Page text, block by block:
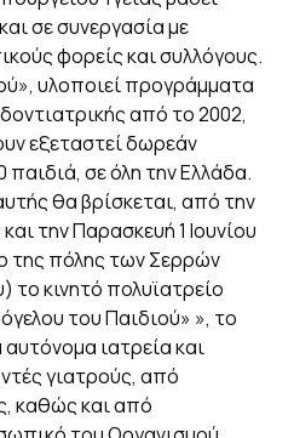
σε συνεργασία με
φορείς και συλλόγους.
υλοποιεί προγράμματα
από το 2002,
εξεταστεί δωρεάν
σε όλη την Ελλάδα.
θα βρίσκεται, από την
την Παρασκευή 1 Ιουνίου
της πόλης των Σερρών
κινητό πολυϊατρείο
του Παιδιού» », το
ιατρεία και
γιατρούς, από
καθώς και από